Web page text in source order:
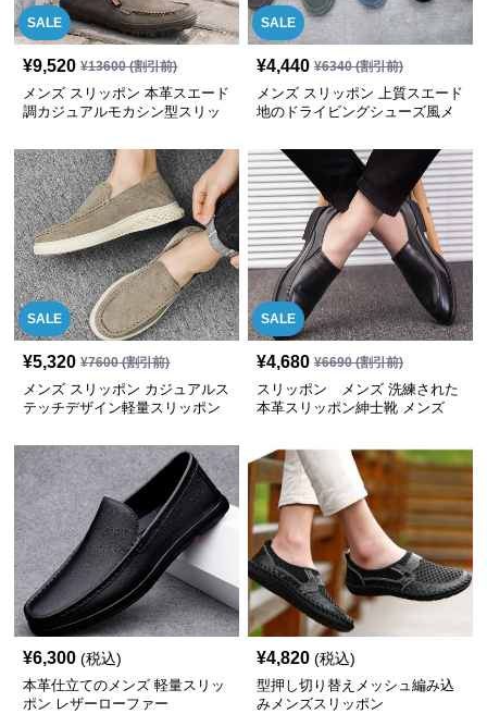
SALE
¥9,520 ¥13600(割引前)
メンズ スリッポン 本革スエード
調カジュアルモカシン型スリッ
SALE
¥4,440 ¥6340(割引前)
メンズ スリッポン 上質スエード
地のドライビングシューズ風メ
SALE
¥5,320 ¥7600(割引前)
メンズ スリッポン カジュアルス
テッチデザイン軽量スリッポン
SALE
¥4,680 ¥6690(割引前)
スリッポン メンズ 洗練された
本革スリッポン紳士靴 メンズ
¥6,300 (税込)
本革仕立てのメンズ 軽量スリッ
ポン レザーローファー
¥4,820 (税込)
型押し切り替えメッシュ編み込
みメンズスリッポン